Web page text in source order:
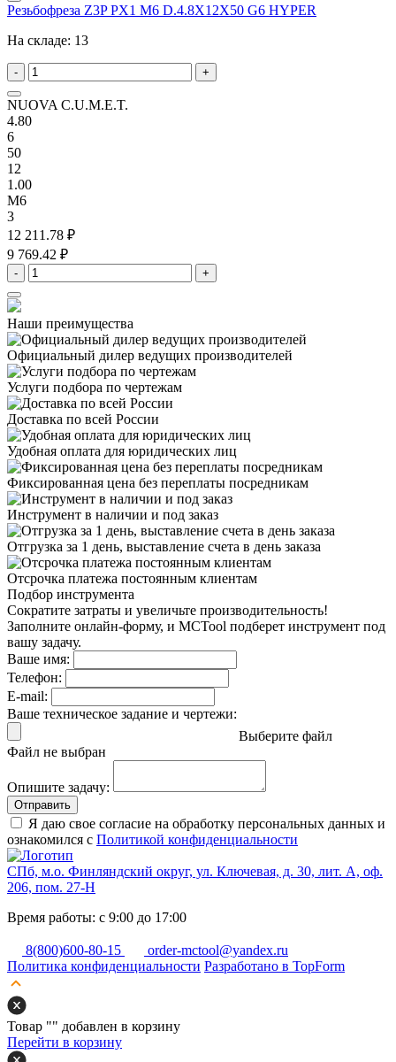
Резьбофреза Z3P PX1 M6 D.4.8X12X50 G6 HYPER
На складе: 13
- +
NUOVA C.U.M.E.T.
4.80
6
50
12
1.00
M6
3
12 211.78 ₽
9 769.42 ₽
- +
Наши преимущества
Официальный дилер ведущих производителей
Услуги подбора по чертежам
Доставка по всей России
Удобная оплата для юридических лиц
Фиксированная цена без переплаты посредникам
Инструмент в наличии и под заказ
Отгрузка за 1 день, выставление счета в день заказа
Отсрочка платежа постоянным клиентам
Подбор инструмента
Сократите затраты и увеличьте производительность!
Заполните онлайн-форму, и MCTool подберет инструмент под
вашу задачу.
Ваше имя:
Телефон:
E-mail:
Ваше техническое задание и чертежи:
Выберите файл
Файл не выбран
Опишите задачу:
Отправить
Я даю свое согласие на обработку персональных данных и
ознакомился с Политикой конфиденциальности
СПб, м.о. Финляндский округ, ул. Ключевая, д. 30, лит. А, оф.
206, пом. 27-Н
Время работы: с 9:00 до 17:00
8(800)600-80-15
order-mctool@yandex.ru
Политика конфиденциальности Разработано в TopForm
Товар "" добавлен в корзину
Перейти в корзину